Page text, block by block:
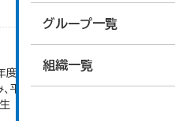
グループ一覧
組織一覧
から変更 乳幼児・小中高
平成20年度から令和元年